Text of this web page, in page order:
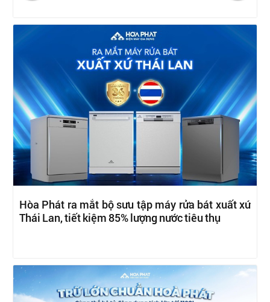
Hòa Phát ra mắt bộ sưu tập máy rửa bát xuất xứ
Thái Lan, tiết kiệm 85% lượng nước tiêu thụ